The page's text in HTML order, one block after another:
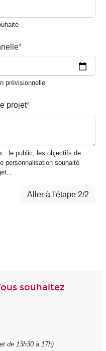
souhaitez
de 13h30 à 17h)